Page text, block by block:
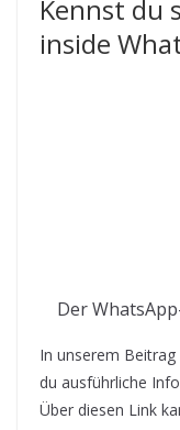
Kennst du
inside
Der
In unserem Beitrag
du ausführliche
Über diesen Link